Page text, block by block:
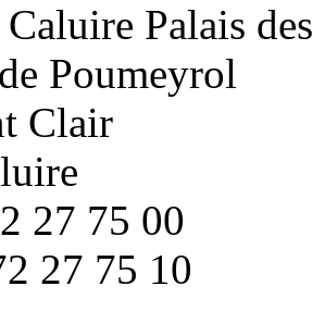
Palais
Poumeyrol
Clair
27 75 00
27 75 10